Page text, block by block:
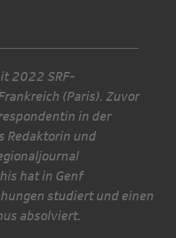
2022 SRF-
(Paris). Zuvor
in der
Redaktorin und
hat in Genf
studiert und einen
absolviert.